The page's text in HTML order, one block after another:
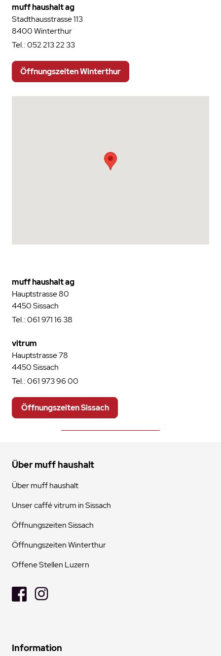
muff haushalt ag
Stadthausstrasse 113
8400 Winterthur
Tel.:052 213 22 33
Öffnungszeiten Winterthur
muff haushalt ag
Hauptstrasse 80
4450 Sissach
Tel.:061 971 16 38
vitrum
Hauptstrasse 78
4450 Sissach
Tel.:061 973 96 00
Öffnungszeiten Sissach
Über muff haushalt
Über muff haushalt
Unser caffé vitrum in Sissach
Öffnungszeiten Sissach
Öffnungszeiten Winterthur
Offene Stellen Luzern
Information